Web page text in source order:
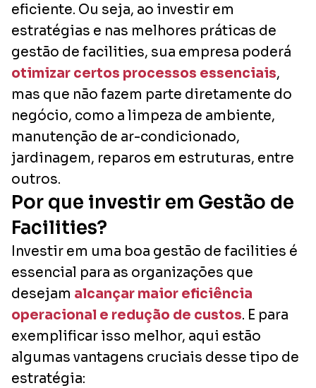
eficiente. Ou seja, ao investir em
estratégias e nas melhores práticas de
gestão de facilities, sua empresa poderá
otimizar certos processos essenciais,
mas que não fazem parte diretamente do
negócio, como a limpeza de ambiente,
manutenção de ar-condicionado,
jardinagem, reparos em estruturas, entre
outros.
Por que investir em Gestão de
Facilities?
Investir em uma boa gestão de facilities é
essencial para as organizações que
desejam alcançar maior eficiência
operacional e redução de custos. E para
exemplificar isso melhor, aqui estão
algumas vantagens cruciais desse tipo de
estratégia: